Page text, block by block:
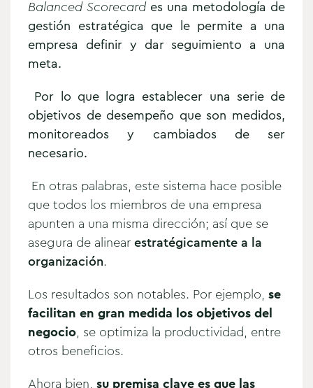
Balanced Scorecardes una metodología de
gestión estratégica que le permite a una
empresa definir y dar seguimiento a una
meta.
Por lo que logra establecer una serie de
objetivos de desempeño que son medidos,
monitoreados y cambiados de ser
necesario.
En otras palabras, este sistema hace posible
que todos los miembros de una empresa
apunten a una misma dirección; así que se
asegura de alinearestratégicamente a la
organización.
Los resultados son notables. Por ejemplo, se
facilitan en gran medida los objetivos del
negocio, se optimiza la productividad, entre
otros beneficios.
Ahora bien, su premisa clave es que las